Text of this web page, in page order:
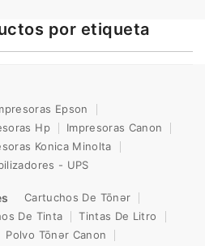
por etiqueta
Epson
Hp
Impresoras Canon
Konica Minolta
- UPS
Cartuchos De Tōnər
De Tinta
Tintas De Litro
Polvo Tōnər Canon